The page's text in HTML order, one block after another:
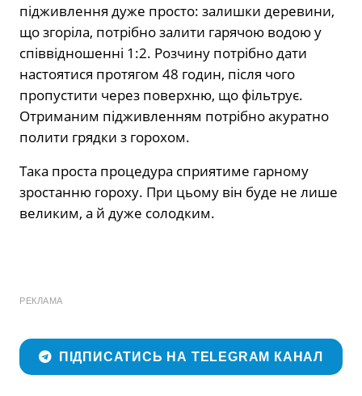
підживлення дуже просто: залишки деревини,
що згоріла, потрібно залити гарячою водою у
співвідношенні 1:2. Розчину потрібно дати
настоятися протягом 48 годин, після чого
пропустити через поверхню, що фільтрує.
Отриманим підживленням потрібно акуратно
полити грядки з горохом.
Така проста процедура сприятиме гарному
зростанню гороху. При цьому він буде не лише
великим, а й дуже солодким.
РЕКЛАМА
ПІДПИСАТИСЬ НА TELEGRAM КАНАЛ